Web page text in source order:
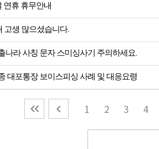
연휴 휴무안내
고생 많으셨습니다.
나라 사칭 문자 스미싱사기 주의하세요.
대포통장 보이스피싱 사례 및 대응요령
1 2 3 4